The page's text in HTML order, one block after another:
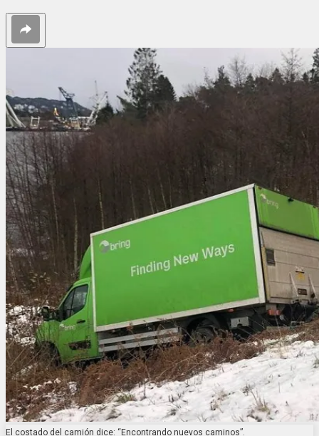
El costado del camión dice: “Encontrando nuevos caminos”.